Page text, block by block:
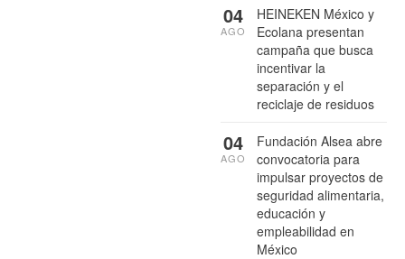
HEINEKEN México y
Ecolana presentan
campaña que busca
incentivar la
separación y el
reciclaje de residuos
04
AGO
Fundación Alsea abre
convocatoria para
impulsar proyectos de
seguridad alimentaria,
educación y
empleabilidad en
México
04
AGO